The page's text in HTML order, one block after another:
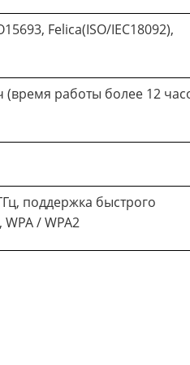
Felica(ISO/IEC18092),
работы более 12
поддержка быстрого
/ WPA2